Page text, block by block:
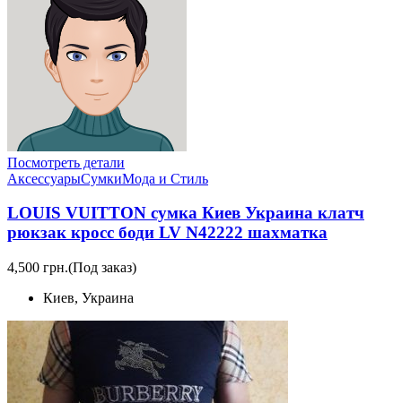
Посмотреть детали
АксессуарыСумкиМода и Стиль
LOUIS VUITTON сумка Киев Украина клатч
рюкзак кросс боди LV N42222 шахматка
4,500 грн.(Под заказ)
Киев, Украина